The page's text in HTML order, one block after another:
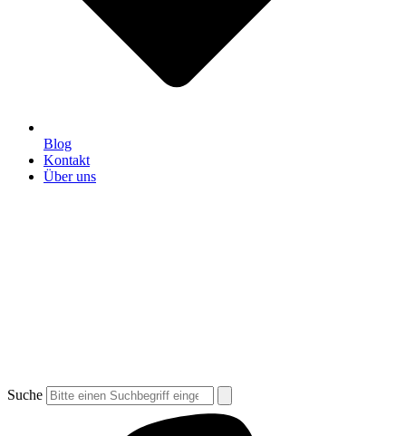
Blog
Kontakt
Über uns
Suche